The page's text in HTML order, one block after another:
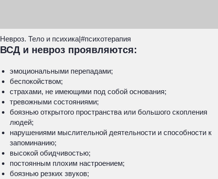
Невроз. Тело и психика|#психотерапия
ВСД и невроз проявляются:
эмоциональными перепадами;
беспокойством;
страхами, не имеющими под собой основания;
тревожными состояниями;
боязнью открытого пространства или большого скопления
людей;
нарушениями мыслительной деятельности и способности к
запоминанию;
высокой обидчивостью;
постоянным плохим настроением;
боязнью резких звуков;